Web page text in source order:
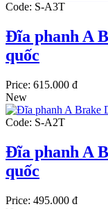
Code: S-A3T
Đĩa phanh A
quốc
Price: 615.000 đ
New
Code: S-A2T
Đĩa phanh A
quốc
Price: 495.000 đ